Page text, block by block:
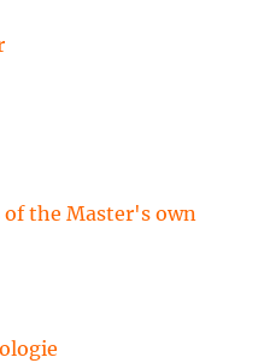
the Master's own